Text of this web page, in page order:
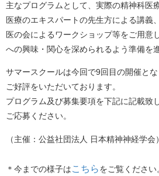
主なプログラムとして、実際の精神科医
医療のエキスパートの先生方による講義
医の会によるワークショップ等をご用意
への興味・関心を深められるよう準備を
サマースクールは今回で9回目の開催と
ご好評をいただいております。
プログラム及び募集要項を下記に記載致
ご応募ください。
（主催：公益社団法人 日本精神神経学会）
＊今までの様子はこちらをご覧ください